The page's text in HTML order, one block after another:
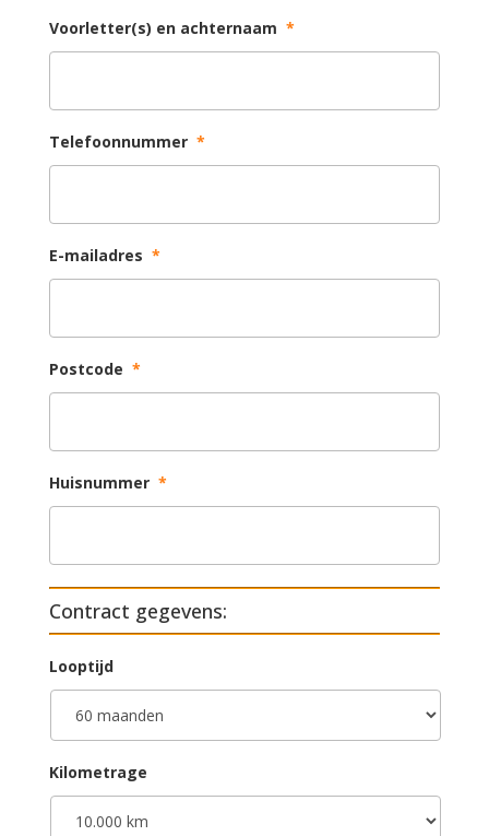
Voorletter(s) en achternaam *
Telefoonnummer *
E-mailadres *
Postcode *
Huisnummer *
Contract gegevens:
Looptijd
Kilometrage